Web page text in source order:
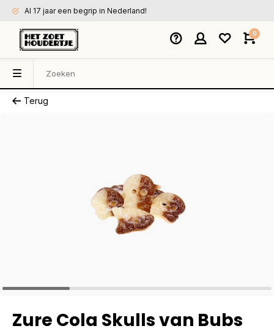
Al 17 jaar een begrip in Nederland!
0
Terug
Zure Cola Skulls van Bubs